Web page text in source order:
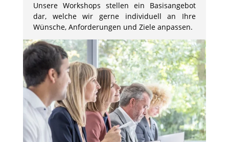
Unsere Workshops stellen ein Basisangebot
dar, welche wir gerne individuell an Ihre
Wünsche, Anforderungen und Ziele anpassen.